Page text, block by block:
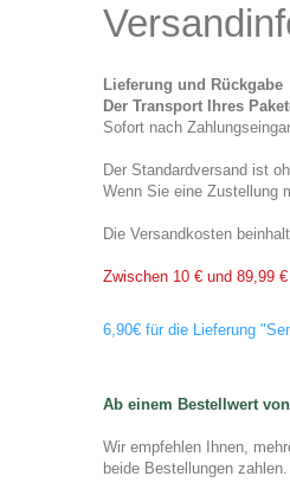
Lieferung und Rückgabe
Der Transport Ihres
Sofort nach
Der Standardversand
Wenn Sie eine Zustellung
Die Versandkosten
Zwischen 10 € und 89,99
6,90€ für die Lieferung
Ab einem Bestellwert
Wir empfehlen Ihnen,
beide Bestellungen zahlen.